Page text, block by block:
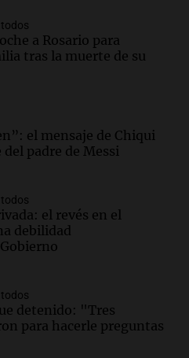
a Rosario para
tras la muerte de su
el mensaje de Chiqui
padre de Messi
el revés en el
debilidad
detenido: "Tres
para hacerle preguntas